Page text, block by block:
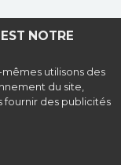
NOTRE
utilisons des
du site,
fournir des publicités